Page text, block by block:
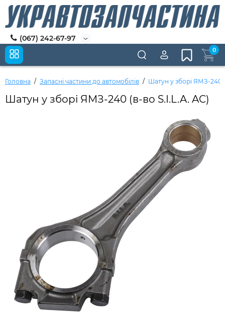
(067) 242-67-97
0
Головна Запасні частини до автомобілів Шатун у зборі ЯМЗ-240
Шатун у зборі ЯМЗ-240 (в-во S.I.L.A. AC)